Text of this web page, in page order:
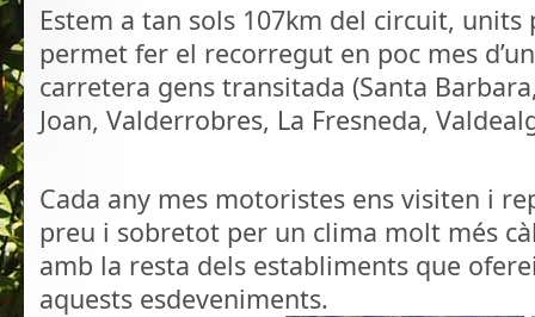
Estem a tan sols 107km del circuit,
permet fer el recorregut en poc mes
carretera gens transitada (Santa
Joan, Valderrobres, La Fresneda,
Cada any mes motoristes ens visiten i
preu i sobretot per un clima molt més
amb la resta dels establiments que
aquests esdeveniments.